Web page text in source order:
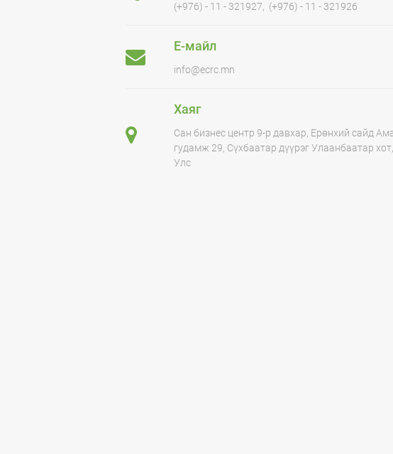
(+976) - 11 - 321927, (+976) - 11 - 321926
Е-майл
info@ecrc.mn
Хаяг
Сан бизнес центр 9-р давхар, Ерөнхий сайд
гудамж 29, Сүхбаатар дүүрэг Улаанбаатар
Улс